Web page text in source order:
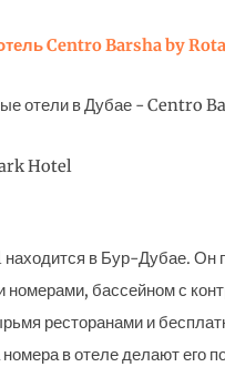
Centro Barsha by
Hotel
в Бур-Дубае. Он
номерами, бассейном с
ресторанами и
в отеле делают его